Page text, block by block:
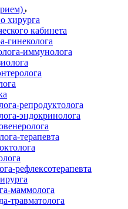
хирурга
кабинета
гинеколога
иммунолога
репродуктолога
эндокринолога
терапевта
рефлексотерапевта
маммолога
травматолога